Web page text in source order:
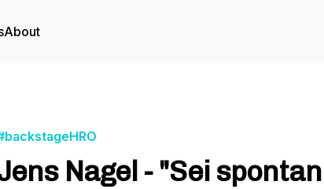
About
Nagel - "Sei